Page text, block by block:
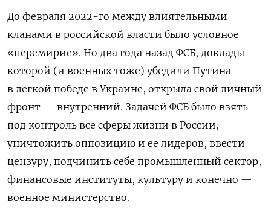
До февраля 2022-го между влиятельными
кланами в российской власти было условное
«перемирие». Но два года назад ФСБ, доклады
которой (и военных тоже) убедили Путина
в легкой победе в Украине, открыла свой личный
фронт — внутренний. Задачей ФСБ было взять
под контроль все сферы жизни в России,
уничтожить оппозицию и ее лидеров, ввести
цензуру, подчинить себе промышленный сектор,
финансовые институты, культуру и конечно —
военное министерство.